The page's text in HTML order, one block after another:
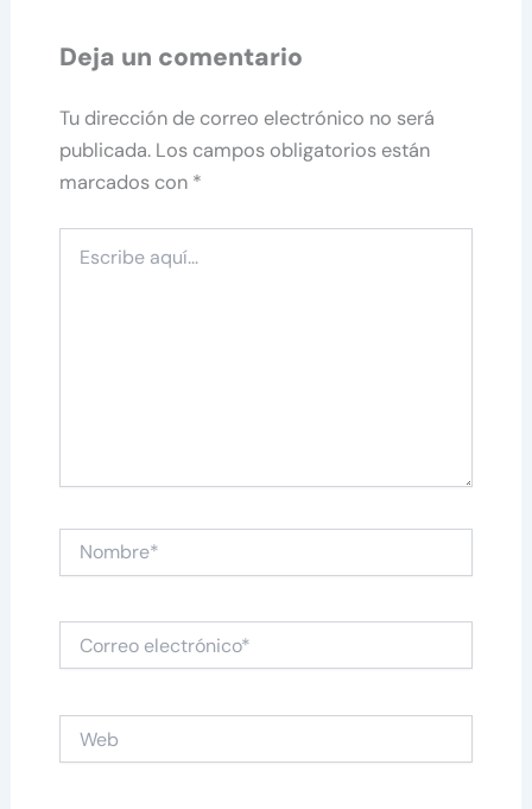
Deja un comentario
Tu dirección de correo electrónico no será
publicada. Los campos obligatorios están
marcados con *
aquí...
Nombre*
electrónico*